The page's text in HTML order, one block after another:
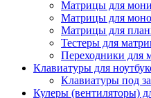
Матрицы для
Матрицы для
Матрицы для
Тестеры для
Переходники для
Клавиатуры для
Клавиатуры под
Кулеры (вентиляторы)